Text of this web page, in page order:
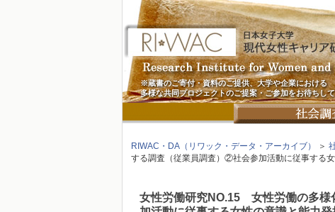
※蔵書のご寄付・資料のご提供、大学や企業における
多様な共同プロジェクトのご提案・ご参加をお待ちし
RIWAC・DA（リワック・データ・アーカイブ） ＞
する調査（従業員調査）②社会参加活動に従事する
女性労働研究NO.15 女性労働の多様